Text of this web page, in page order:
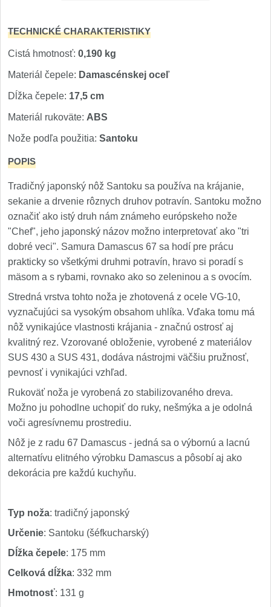
Nože Samura
Nože Samura Bamboo 1
Ostřiče nožů V-Sharp
Brúsky na nože 9
Brúsne kamene 1
Doplnky a diely
TECHNICKÉ CHARAKTERISTIKY
Cistá hmotnosť: 0,190 kg
Materiál čepele: Damascénskej oceľ
Dĺžka čepele: 17,5 cm
Materiál rukoväte: ABS
Nože podľa použitia: Santoku
POPIS
Tradičný japonský nôž Santoku sa používa na krájanie,
sekanie a drvenie rôznych druhov potravín. Santoku možno
označiť ako istý druh nám známeho európskeho nože
"Chef", jeho japonský názov možno interpretovať ako "tri
dobré veci". Samura Damascus 67 sa hodí pre prácu
prakticky so všetkými druhmi potravín, hravo si poradí s
mäsom a s rybami, rovnako ako so zeleninou a s ovocím.
Stredná vrstva tohto noža je zhotovená z ocele VG-10,
vyznačujúci sa vysokým obsahom uhlíka. Vďaka tomu má
nôž vynikajúce vlastnosti krájania - značnú ostrosť aj
kvalitný rez. Vzorované obloženie, vyrobené z materiálov
SUS 430 a SUS 431, dodáva nástrojmi väčšiu pružnosť,
pevnosť i vynikajúci vzhľad.
Rukoväť noža je vyrobená zo stabilizovaného dreva.
Možno ju pohodlne uchopiť do ruky, nešmýka a je odolná
voči agresívnemu prostrediu.
Nôž je z radu 67 Damascus - jedná sa o výbornú a lacnú
alternatívu elitného výrobku Damascus a pôsobí aj ako
dekorácia pre každú kuchyňu.
Typ noža: tradičný japonský
Určenie: Santoku (šéfkucharský)
Dĺžka čepele: 175 mm
Celková dĺžka: 332 mm
Hmotnosť: 131 g